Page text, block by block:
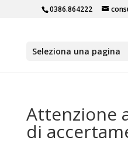
0386.864222
Seleziona una pagina
Attenzione
di